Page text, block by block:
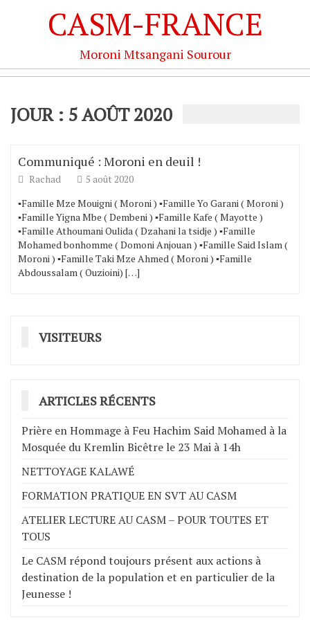
CASM-FRANCE
Moroni Mtsangani Sourour
JOUR : 5 AOÛT 2020
Communiqué : Moroni en deuil !
Rachad
5 août 2020
▪️Famille Mze Mouigni ( Moroni ) ▪️Famille Yo Garani ( Moroni )
▪️Famille Yigna Mbe ( Dembeni ) ▪️Famille Kafe ( Mayotte )
▪️Famille Athoumani Oulida ( Dzahani la tsidje ) ▪️Famille
Mohamed bonhomme ( Domoni Anjouan ) ▪️Famille Said Islam (
Moroni ) ▪️Famille Taki Mze Ahmed ( Moroni ) ▪️Famille
Abdoussalam ( Ouzioini) […]
VISITEURS
ARTICLES RÉCENTS
Prière en Hommage à Feu Hachim Said Mohamed à la
Mosquée du Kremlin Bicêtre le 23 Mai à 14h
NETTOYAGE KALAWÉ
FORMATION PRATIQUE EN SVT AU CASM
ATELIER LECTURE AU CASM – POUR TOUTES ET
TOUS
Le CASM répond toujours présent aux actions à
destination de la population et en particulier de la
Jeunesse !